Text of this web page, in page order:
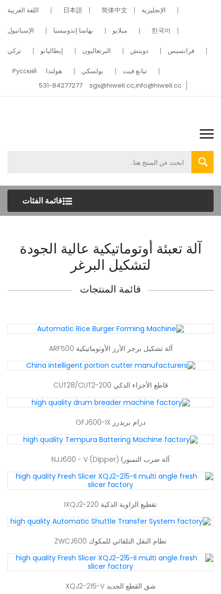
الإنجليزية 简体中文
日本語 اللغة العربية
한국어 ميلايو بهاسا إندونيسيا الإسبانيول
فرانسيس دويتش البرتغاليون إيطاليانو تركي
تيانغ فيت بولسكي هولندا
Pусский
sgx@hiwell.cc,info@hiwell.cc
531-84277277
قائمة الفئات
آلة تعبئة أوتوماتيكية عالية الجودة
لتشكيل البرغر
قائمة المنتجات
آلة تشكيل برجر الأرز الأوتوماتيكية ARF500
قاطع الأجزاء الذكي CUT28/CUT2-200
درام بريدرر GFJ600-IX
آلة ضرب التمبورا (Dipper) NJJ600 - V
تقطيع الزاوية الذكية IXQJ2-220
نظام النقل التلقائي للمكوك ZWCJ600
شق القطع الجديد XQJ2-215-V